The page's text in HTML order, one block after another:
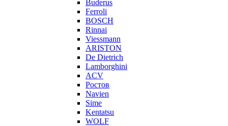
Buderus
Ferroli
BOSCH
Rinnai
Viessmann
ARISTON
De Dietrich
Lamborghini
ACV
Ростов
Navien
Sime
Kentatsu
WOLF